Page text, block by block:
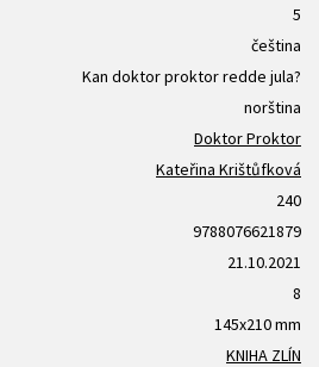
5
čeština
Kan doktor proktor redde jula?
norština
Doktor Proktor
Kateřina Krištůfková
240
9788076621879
21.10.2021
8
145x210 mm
KNIHA ZLÍN